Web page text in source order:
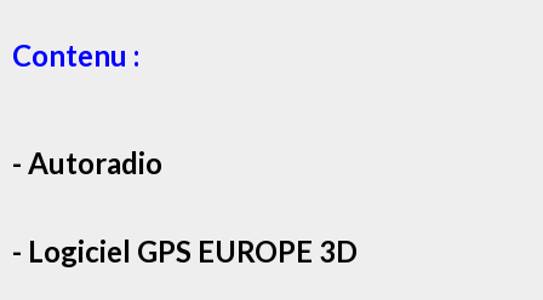
Contenu :
- Autoradio
- Logiciel GPS EUROPE 3D